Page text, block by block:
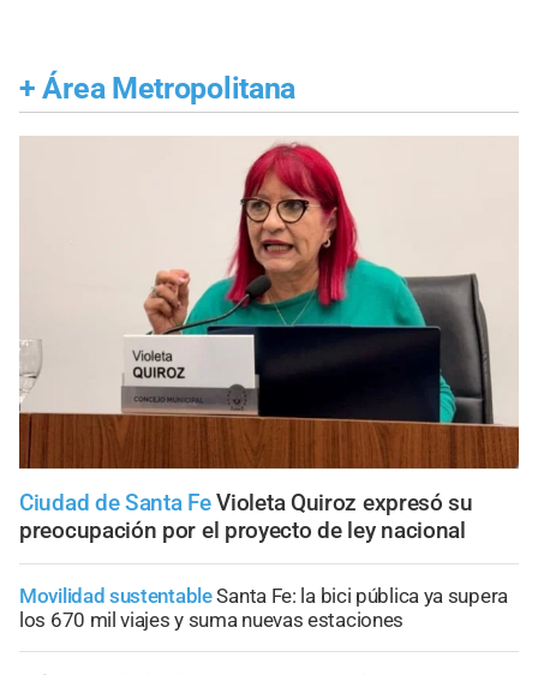
+ Área Metropolitana
Ciudad de Santa Fe Violeta Quiroz expresó su
preocupación por el proyecto de ley nacional
Movilidad sustentableSanta Fe: la bici pública ya supera
los 670 mil viajes y suma nuevas estaciones